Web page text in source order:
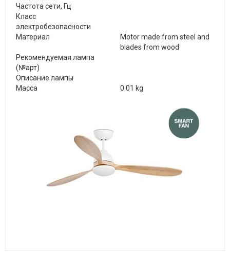
Частота сети, Гц
Класс
электробезопасности
Материал
Motor made from steel and
blades from wood
Рекомендуемая лампа
(№арт)
Описание лампы
Масса
0.01 kg